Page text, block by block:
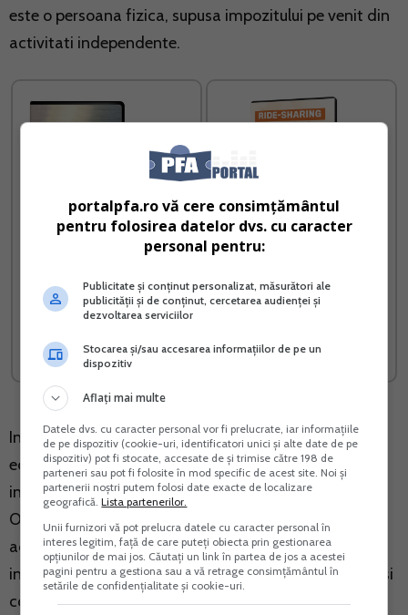
este o persoana fizica, supusa impozitului pe venit din
activitati independente.
Afacere la cheie cu flori in
ghiveci
Vreau acest produs →
RIDE-SHARING implicatii
fiscale si evidenta
Vreau acest produs →
In aceste conditii, desfasurarea activitatilor
economice de catre PFA, intreprinderile individuale si
intreprinderile familiale, este reglementata de catre
OUG 44 din 16 aprilie 2008 privind desfasurarea
activitatilor economice de catre PFA, intreprinderile
individuale si intreprinderile familiale cu modificarile si
completarile ulterioare.
portalpfa.ro vă cere consimțământul
pentru folosirea datelor dvs. cu caracter
personal pentru:
Publicitate și conținut personalizat, măsurători ale
publicității și de conținut, cercetarea audienței și
dezvoltarea serviciilor
Stocarea și/sau accesarea informațiilor de pe un
dispozitiv
Aflați mai multe
Datele dvs. cu caracter personal vor fi prelucrate, iar informațiile
de pe dispozitiv (cookie-uri, identificatori unici și alte date de pe
dispozitiv) pot fi stocate, accesate de și trimise către 198 de
parteneri sau pot fi folosite în mod specific de acest site. Noi și
partenerii noștri putem folosi date exacte de localizare
geografică.Lista partenerilor.
Unii furnizori vă pot prelucra datele cu caracter personal în
interes legitim, față de care puteți obiecta prin gestionarea
opțiunilor de mai jos. Căutați un link în partea de jos a acestei
pagini pentru a gestiona sau a vă retrage consimțământul în
setările de confidențialitate și cookie-uri.